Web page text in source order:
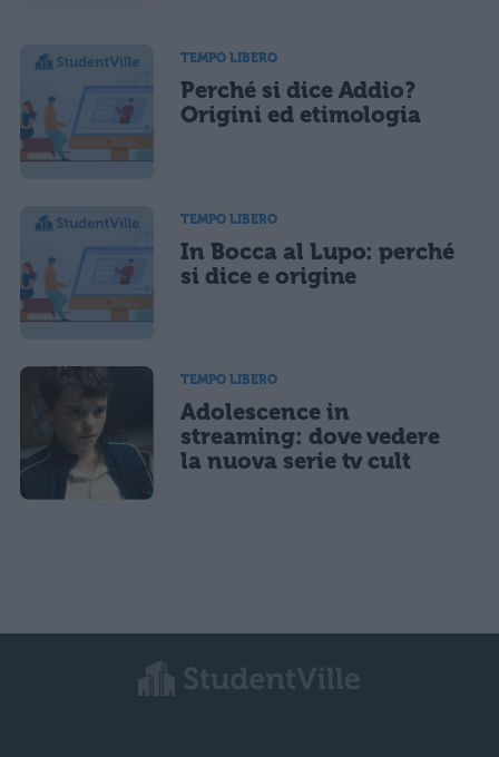
TEMPO LIBERO
Perché si dice Addio?
Origini ed etimologia
TEMPO LIBERO
In Bocca al Lupo: perché
si dice e origine
TEMPO LIBERO
Adolescence in
streaming: dove vedere
la nuova serie tv cult